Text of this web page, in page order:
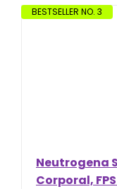
BESTSELLER NO. 3
Neutrogena
Corporal,